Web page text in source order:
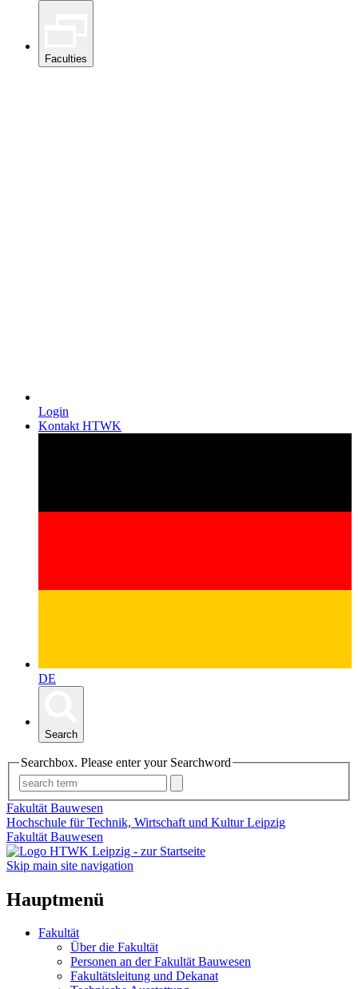
Faculties
Login
Kontakt HTWK
DE
Search
Searchbox. Please enter your Searchword
Fakultät Bauwesen
Hochschule für Technik, Wirtschaft und Kultur Leipzig
Fakultät Bauwesen
Skip main site navigation
Hauptmenü
Fakultät
Über die Fakultät
Personen an der Fakultät Bauwesen
Fakultätsleitung und Dekanat